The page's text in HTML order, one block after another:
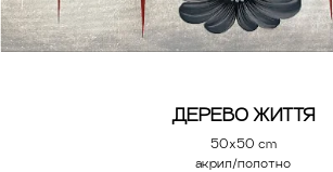
ДЕРЕВО ЖИТТЯ
50х50 cm
акрил/полотно